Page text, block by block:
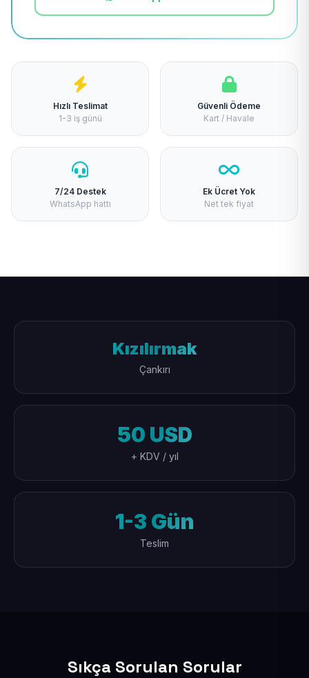
Hızlı Teslimat
1-3 iş günü
Güvenli Ödeme
Kart / Havale
7/24 Destek
WhatsApp hattı
Ek Ücret Yok
Net tek fiyat
Kızılırmak
Çankırı
50 USD
+ KDV / yıl
1-3 Gün
Teslim
Sıkça Sorulan Sorular